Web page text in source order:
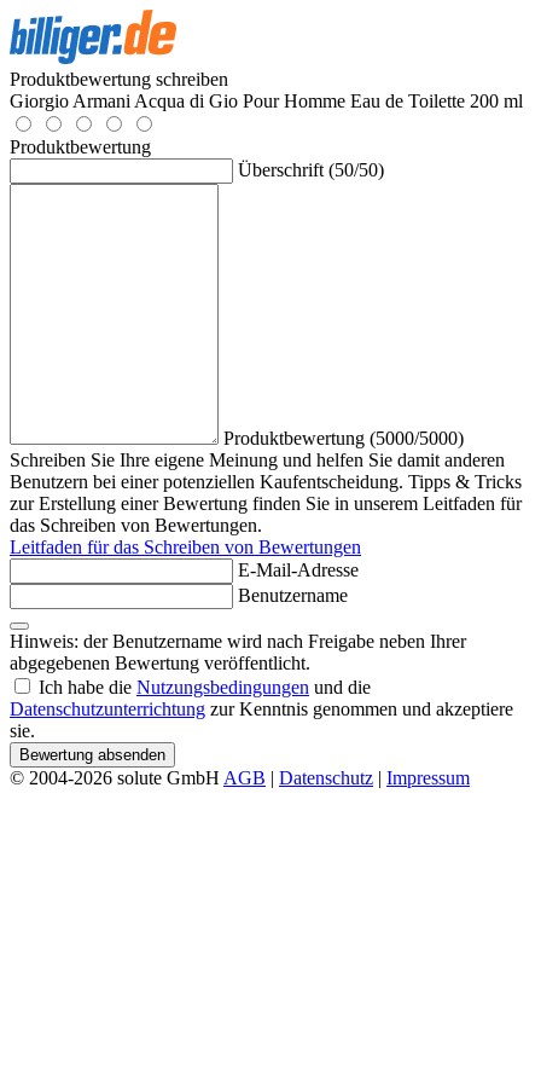
Produktbewertung schreiben
Giorgio Armani Acqua di Gio Pour Homme Eau de Toilette 200 ml
Produktbewertung
Überschrift (50/50)
Produktbewertung (5000/5000)
Schreiben Sie Ihre eigene Meinung und helfen Sie damit anderen
Benutzern bei einer potenziellen Kaufentscheidung. Tipps & Tricks
zur Erstellung einer Bewertung finden Sie in unserem Leitfaden für
das Schreiben von Bewertungen.
Leitfaden für das Schreiben von Bewertungen
E-Mail-Adresse
Benutzername
Hinweis: der Benutzername wird nach Freigabe neben Ihrer
abgegebenen Bewertung veröffentlicht.
Ich habe die Nutzungsbedingungen und die
Datenschutzunterrichtung zur Kenntnis genommen und akzeptiere
sie.
Bewertung absenden
© 2004-2026 solute GmbH AGB | Datenschutz | Impressum